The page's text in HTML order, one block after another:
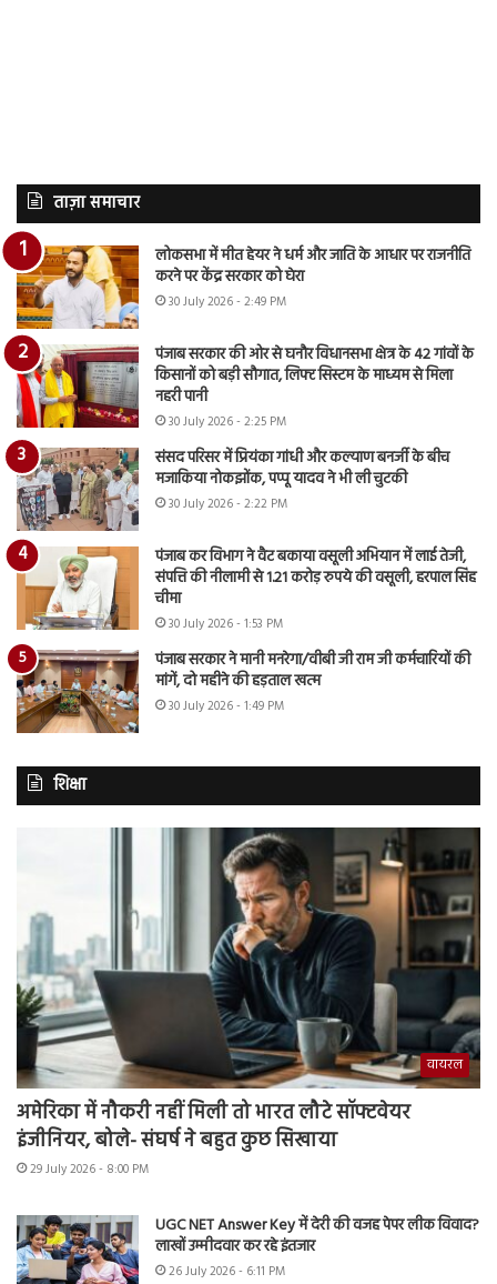
ताज़ा समाचार
लोकसभा में मीत हेयर ने धर्म और जाति के आधार पर राजनीति
करने पर केंद्र सरकार को घेरा
30 July 2026 - 2:49 PM
पंजाब सरकार की ओर से घनौर विधानसभा क्षेत्र के 42 गांवों के
किसानों को बड़ी सौगात, लिफ्ट सिस्टम के माध्यम से मिला
नहरी पानी
30 July 2026 - 2:25 PM
संसद परिसर में प्रियंका गांधी और कल्याण बनर्जी के बीच
मजाकिया नोकझोंक, पप्पू यादव ने भी ली चुटकी
30 July 2026 - 2:22 PM
पंजाब कर विभाग ने वैट बकाया वसूली अभियान में लाई तेजी,
संपत्ति की नीलामी से 1.21 करोड़ रुपये की वसूली, हरपाल सिंह
चीमा
30 July 2026 - 1:53 PM
पंजाब सरकार ने मानी मनरेगा/वीबी जी राम जी कर्मचारियों की
मांगें, दो महीने की हड़ताल खत्म
30 July 2026 - 1:49 PM
शिक्षा
वायरल
अमेरिका में नौकरी नहीं मिली तो भारत लौटे सॉफ्टवेयर
इंजीनियर, बोले- संघर्ष ने बहुत कुछ सिखाया
29 July 2026 - 8:00 PM
UGC NET Answer Key में देरी की वजह पेपर लीक विवाद?
लाखों उम्मीदवार कर रहे इंतजार
26 July 2026 - 6:11 PM